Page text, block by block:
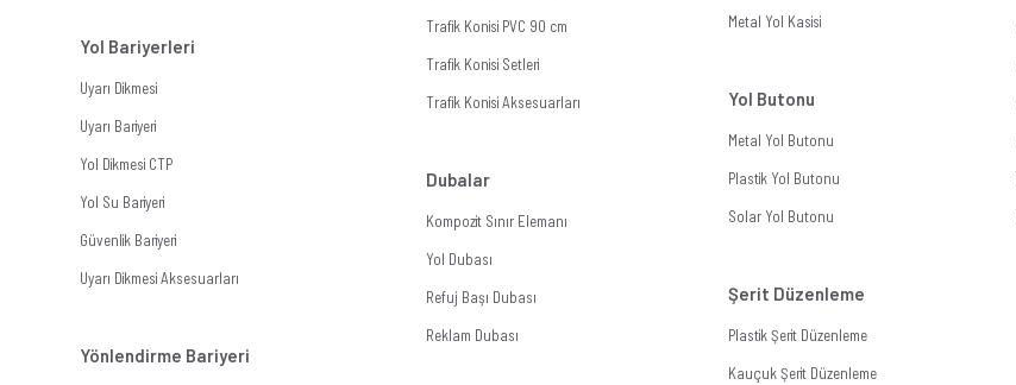
Yol Bariyerleri
Uyarı Dikmesi
Uyarı Bariyeri
Yol Dikmesi CTP
Yol Su Bariyeri
Güvenlik Bariyeri
Uyarı Dikmesi Aksesuarları
Yönlendirme Bariyeri
Trafik Konisi PVC 90 cm
Trafik Konisi Setleri
Trafik Konisi Aksesuarları
Dubalar
Kompozit Sınır Elemanı
Yol Dubası
Refuj Başı Dubası
Reklam Dubası
Metal Yol Kasisi
Yol Butonu
Metal Yol Butonu
Plastik Yol Butonu
Solar Yol Butonu
Şerit Düzenleme
Plastik Şerit Düzenleme
Kauçuk Şerit Düzenleme